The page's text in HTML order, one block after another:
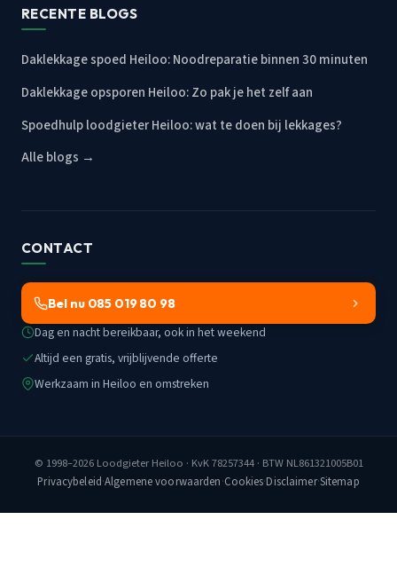
RECENTE BLOGS
Daklekkage spoed Heiloo: Noodreparatie binnen 30 minuten
Daklekkage opsporen Heiloo: Zo pak je het zelf aan
Spoedhulp loodgieter Heiloo: wat te doen bij lekkages?
Alle blogs →
CONTACT
Bel nu 085 019 80 98
Dag en nacht bereikbaar, ook in het weekend
Altijd een gratis, vrijblijvende offerte
Werkzaam in Heiloo en omstreken
© 1998–2026 Loodgieter Heiloo · KvK 78257344 · BTW NL861321005B01
Privacybeleid·Algemene voorwaarden·Cookies·Disclaimer·Sitemap